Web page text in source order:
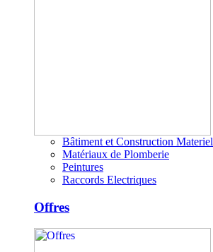
Bâtiment et Construction Materiel
Matériaux de Plomberie
Peintures
Raccords Electriques
Offres